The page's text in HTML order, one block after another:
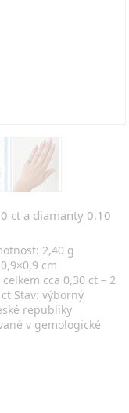
ct a diamanty 0,10
2,40 g
cm
cca 0,30 ct – 2
Stav: výborný
republiky
v gemologické